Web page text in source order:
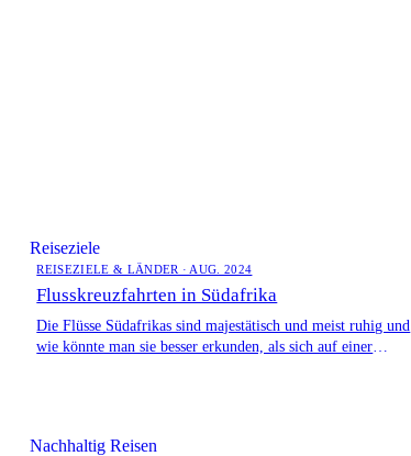
Reiseziele
REISEZIELE & LÄNDER · AUG. 2024
Flusskreuzfahrten in Südafrika
Die Flüsse Südafrikas sind majestätisch und meist ruhig und
wie könnte man sie besser erkunden, als sich auf einer
Nachhaltig Reisen